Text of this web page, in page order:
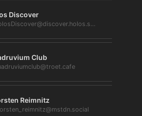
Discover
@HolosDiscover@discover.holos.social
Club
Reimnitz